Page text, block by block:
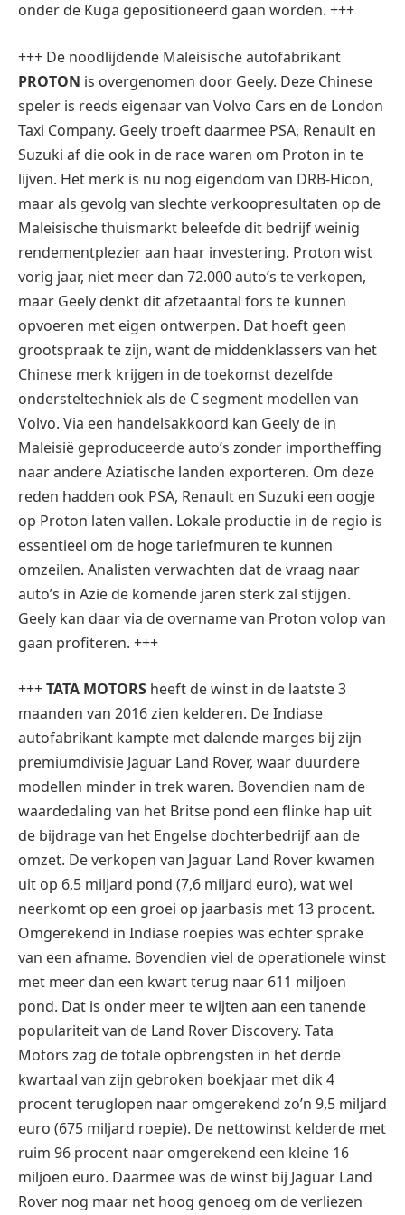
onder de Kuga gepositioneerd gaan worden. +++
+++ De noodlijdende Maleisische autofabrikant
PROTON is overgenomen door Geely. Deze Chinese
speler is reeds eigenaar van Volvo Cars en de London
Taxi Company. Geely troeft daarmee PSA, Renault en
Suzuki af die ook in de race waren om Proton in te
lijven. Het merk is nu nog eigendom van DRB-Hicon,
maar als gevolg van slechte verkoopresultaten op de
Maleisische thuismarkt beleefde dit bedrijf weinig
rendementplezier aan haar investering. Proton wist
vorig jaar, niet meer dan 72.000 auto’s te verkopen,
maar Geely denkt dit afzetaantal fors te kunnen
opvoeren met eigen ontwerpen. Dat hoeft geen
grootspraak te zijn, want de middenklassers van het
Chinese merk krijgen in de toekomst dezelfde
ondersteltechniek als de C segment modellen van
Volvo. Via een handelsakkoord kan Geely de in
Maleisië geproduceerde auto’s zonder importheffing
naar andere Aziatische landen exporteren. Om deze
reden hadden ook PSA, Renault en Suzuki een oogje
op Proton laten vallen. Lokale productie in de regio is
essentieel om de hoge tariefmuren te kunnen
omzeilen. Analisten verwachten dat de vraag naar
auto’s in Azië de komende jaren sterk zal stijgen.
Geely kan daar via de overname van Proton volop van
gaan profiteren. +++
+++TATA MOTORS heeft de winst in de laatste 3
maanden van 2016 zien kelderen. De Indiase
autofabrikant kampte met dalende marges bij zijn
premiumdivisie Jaguar Land Rover, waar duurdere
modellen minder in trek waren. Bovendien nam de
waardedaling van het Britse pond een flinke hap uit
de bijdrage van het Engelse dochterbedrijf aan de
omzet. De verkopen van Jaguar Land Rover kwamen
uit op 6,5 miljard pond (7,6 miljard euro), wat wel
neerkomt op een groei op jaarbasis met 13 procent.
Omgerekend in Indiase roepies was echter sprake
van een afname. Bovendien viel de operationele winst
met meer dan een kwart terug naar 611 miljoen
pond. Dat is onder meer te wijten aan een tanende
populariteit van de Land Rover Discovery. Tata
Motors zag de totale opbrengsten in het derde
kwartaal van zijn gebroken boekjaar met dik 4
procent teruglopen naar omgerekend zo’n 9,5 miljard
euro (675 miljard roepie). De nettowinst kelderde met
ruim 96 procent naar omgerekend een kleine 16
miljoen euro. Daarmee was de winst bij Jaguar Land
Rover nog maar net hoog genoeg om de verliezen